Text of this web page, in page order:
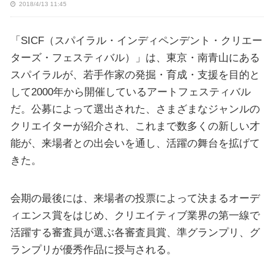
2018/4/13 11:45
「SICF（スパイラル・インディペンデント・クリエー
ターズ・フェスティバル）」は、東京・南青山にある
スパイラルが、若手作家の発掘・育成・支援を目的と
して2000年から開催しているアートフェスティバル
だ。公募によって選出された、さまざまなジャンルの
クリエイターが紹介され、これまで数多くの新しい才
能が、来場者との出会いを通し、活躍の舞台を拡げて
きた。
会期の最後には、来場者の投票によって決まるオーデ
ィエンス賞をはじめ、クリエイティブ業界の第一線で
活躍する審査員が選ぶ各審査員賞、準グランプリ、グ
ランプリが優秀作品に授与される。